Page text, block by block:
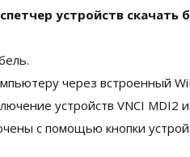
устройств скачать
через встроенный
устройств VNCI MDI2
с помощью кнопки